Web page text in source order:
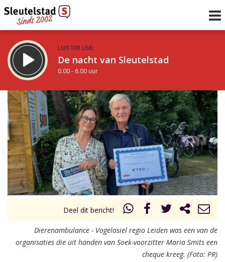
LUISTER LIVE:
De nacht van Sleutelstad
0.00 - 6.00 uur
STRAKS:
De ochtend van Sleutelstad
6.00 - 12.00 uur
Vorig uur
uur 1 van 0 Volgend uur
Inklappen
Deel dit bericht!
Dierenambulance - Vogelasiel regio Leiden was een van de
organisaties die uit handen van Soek-voorzitter Maria Smits een
cheque kreeg. (Foto: PR)